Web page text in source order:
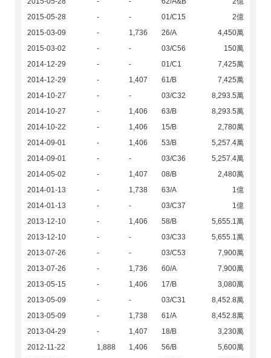
2015-05-28
- - 01/C15
2億
2015-03-09
- 1,736 26/A
4,450萬
2015-03-02
- - 03/C56
150萬
2014-12-29
- - 01/C1
7,425萬
2014-12-29
- 1,407 61/B
7,425萬
2014-10-27
- - 03/C32
8,293.5萬
2014-10-27
- 1,406 63/B
8,293.5萬
2014-10-22
- 1,406 15/B
2,780萬
2014-09-01
- 1,406 53/B
5,257.4萬
2014-09-01
- - 03/C36
5,257.4萬
2014-05-02
- 1,407 08/B
2,480萬
2014-01-13
- 1,738 63/A
1億
2014-01-13
- - 03/C37
1億
2013-12-10
- 1,406 58/B
5,655.1萬
2013-12-10
- - 03/C33
5,655.1萬
2013-07-26
- - 03/C53
7,900萬
2013-07-26
- 1,736 60/A
7,900萬
2013-05-15
- 1,406 17/B
3,080萬
2013-05-09
- - 03/C31
8,452.8萬
2013-05-09
- 1,738 61/A
8,452.8萬
2013-04-29
- 1,407 18/B
3,230萬
2012-11-22
1,888 1,406 56/B
5,600萬